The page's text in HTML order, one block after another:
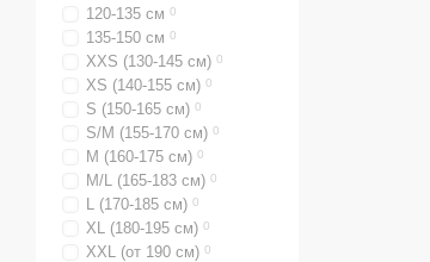
120-135 см 0
135-150 см 0
ХХS (130-145 см) 0
XS (140-155 см) 0
S (150-165 см) 0
S/M (155-170 см) 0
M (160-175 см) 0
M/L (165-183 см) 0
L (170-185 см) 0
XL (180-195 см) 0
XXL (от 190 см) 0